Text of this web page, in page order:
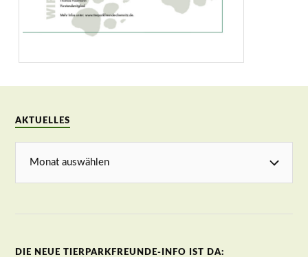
AKTUELLES
DIE NEUE TIERPARKFREUNDE-INFO IST DA: